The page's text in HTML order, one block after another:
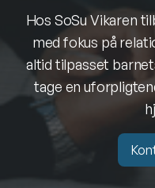
Hos SoSu Vikaren
med fokus på
altid tilpasset
tage en